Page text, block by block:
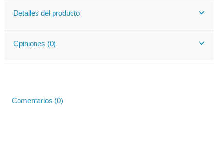
Detalles del producto
Opiniones (0)
Comentarios (0)